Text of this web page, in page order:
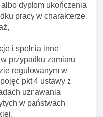
dyplom ukończenia
pracy w charakterze
i spełnia inne
przypadku zamiaru
regulowanym w
pkt 4 ustawy z
uznawania
w państwach
w sprawie określenia
na pobyt czasowy I
wszczęcia
na pobyt
zezwolenia na pobyt